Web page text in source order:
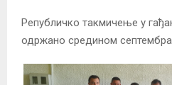
Републичко такмичење у
одржано средином септембра